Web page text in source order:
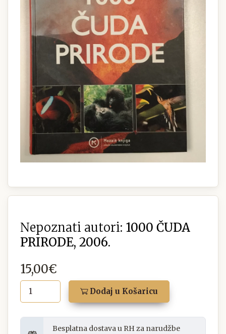
Nepoznati autori: 1000 ČUDA
PRIRODE, 2006.
15,00€
Dodaj u Košaricu
Besplatna dostava u RH za narudžbe